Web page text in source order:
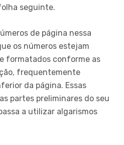
seguinte.
de página nessa
os números estejam
formatados conforme as
frequentemente
da página. Essas
partes preliminares do seu
a utilizar algarismos